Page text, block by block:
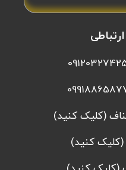
(کلیک کنید)
(کلیک کنید)